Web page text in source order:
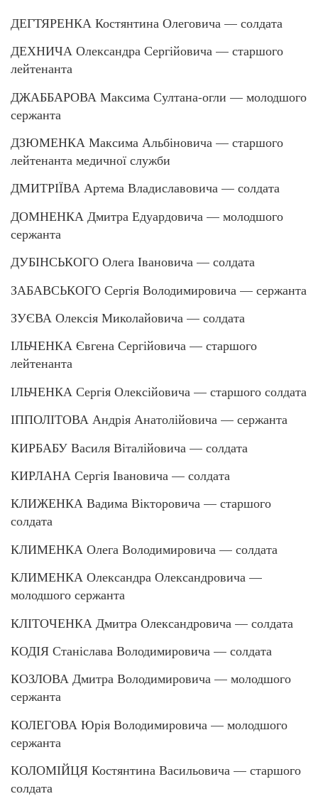
ДЕГТЯРЕНКА Костянтина Олеговича — солдата
ДЕХНИЧА Олександра Сергійовича — старшого
лейтенанта
ДЖАББАРОВА Максима Султана-огли — молодшого
сержанта
ДЗЮМЕНКА Максима Альбіновича — старшого
лейтенанта медичної служби
ДМИТРІЇВА Артема Владиславовича — солдата
ДОМНЕНКА Дмитра Едуардовича — молодшого
сержанта
ДУБІНСЬКОГО Олега Івановича — солдата
ЗАБАВСЬКОГО Сергія Володимировича — сержанта
ЗУЄВА Олексія Миколайовича — солдата
ІЛЬЧЕНКА Євгена Сергійовича — старшого
лейтенанта
ІЛЬЧЕНКА Сергія Олексійовича — старшого солдата
ІППОЛІТОВА Андрія Анатолійовича — сержанта
КИРБАБУ Василя Віталійовича — солдата
КИРЛАНА Сергія Івановича — солдата
КЛИЖЕНКА Вадима Вікторовича — старшого
солдата
КЛИМЕНКА Олега Володимировича — солдата
КЛИМЕНКА Олександра Олександровича —
молодшого сержанта
КЛІТОЧЕНКА Дмитра Олександровича — солдата
КОДІЯ Станіслава Володимировича — солдата
КОЗЛОВА Дмитра Володимировича — молодшого
сержанта
КОЛЕГОВА Юрія Володимировича — молодшого
сержанта
КОЛОМІЙЦЯ Костянтина Васильовича — старшого
солдата